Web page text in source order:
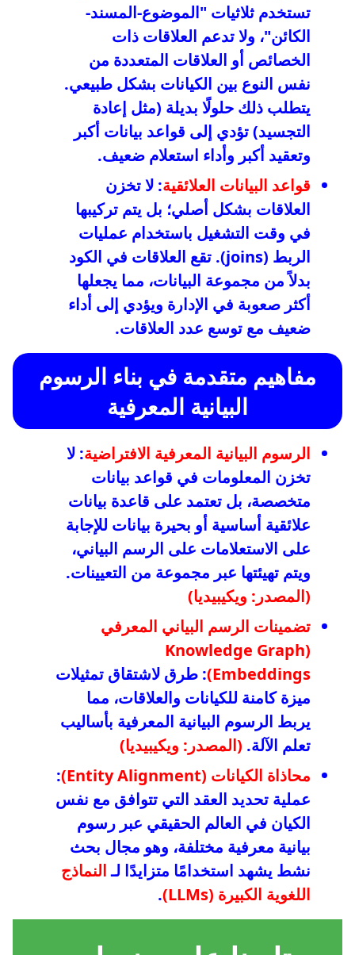
تستخدم ثلاثيات "الموضوع-المسند-
الكائن"، ولا تدعم العلاقات ذات
الخصائص أو العلاقات المتعددة من
نفس النوع بين الكيانات بشكل طبيعي.
يتطلب ذلك حلولًا بديلة (مثل إعادة
التجسيد) تؤدي إلى قواعد بيانات أكبر
وتعقيد أكبر وأداء استعلام ضعيف.
قواعد البيانات العلائقية: لا تخزن
العلاقات بشكل أصلي؛ بل يتم تركيبها
في وقت التشغيل باستخدام عمليات
الربط (joins). تقع العلاقات في الكود
بدلاً من مجموعة البيانات، مما يجعلها
أكثر صعوبة في الإدارة ويؤدي إلى أداء
ضعيف مع توسع عدد العلاقات.
مفاهيم متقدمة في بناء الرسوم
البيانية المعرفية
الرسوم البيانية المعرفية الافتراضية: لا
تخزن المعلومات في قواعد بيانات
متخصصة، بل تعتمد على قاعدة بيانات
علائقية أساسية أو بحيرة بيانات للإجابة
على الاستعلامات على الرسم البياني،
ويتم تهيئتها عبر مجموعة من التعيينات.
(المصدر: ويكيبيديا)
تضمينات الرسم البياني المعرفي
(Knowledge Graph
Embeddings) : طرق لاشتقاق تمثيلات
ميزة كامنة للكيانات والعلاقات، مما
يربط الرسوم البيانية المعرفية بأساليب
تعلم الآلة. (المصدر: ويكيبيديا)
محاذاة الكيانات (Entity Alignment)
:
عملية تحديد العقد التي تتوافق مع نفس
الكيان في العالم الحقيقي عبر رسوم
بيانية معرفية مختلفة، وهو مجال بحث
نشط يشهد استخدامًا متزايدًا لـالنماذج
اللغوية الكبيرة (LLMs)
.